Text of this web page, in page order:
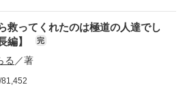
救ってくれたのは極道の人達でし
編】
完
る ／著